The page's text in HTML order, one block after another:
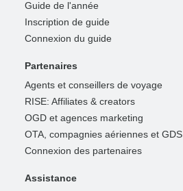
Guide de l'année
Inscription de guide
Connexion du guide
Partenaires
Agents et conseillers de voyage
RISE: Affiliates & creators
OGD et agences marketing
OTA, compagnies aériennes et GDS
Connexion des partenaires
Assistance